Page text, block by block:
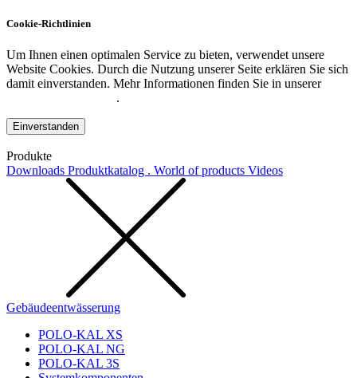
Cookie-Richtlinien
Um Ihnen einen optimalen Service zu bieten, verwendet unsere
Website Cookies. Durch die Nutzung unserer Seite erklären Sie sich
damit einverstanden. Mehr Informationen finden Sie in unserer
.
Einverstanden
Produkte
Downloads Produktkatalog . World of products Videos
Gebäudeentwässerung
POLO-KAL XS
POLO-KAL NG
POLO-KAL 3S